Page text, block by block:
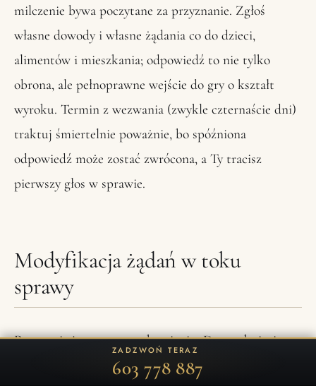
milczenie bywa poczytane za przyznanie. Zgłoś
własne dowody i własne żądania co do dzieci,
alimentów i mieszkania; odpowiedź to nie tylko
obrona, ale pełnoprawne wejście do gry o kształt
wyroku. Termin z wezwania (zwykle czternaście dni)
traktuj śmiertelnie poważnie, bo spóźniona
odpowiedź może zostać zwrócona, a Ty tracisz
pierwszy głos w sprawie.
Modyfikacja żądań w toku
sprawy
Pozew nie jest wyryty w kamieniu. Do zamknięcia
rozprawy możesz zmieniać żądania: przejść z
ZADZWOŃ TERAZ
603 778 887